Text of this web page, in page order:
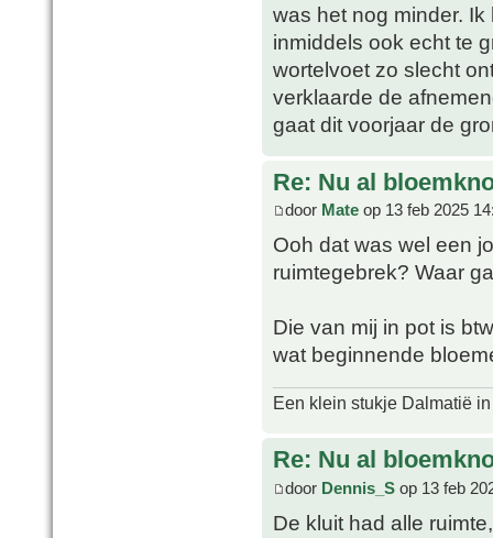
was het nog minder.
inmiddels ook echt te
wortelvoet zo slecht
verklaarde de
gaat dit voorjaar de
Re: Nu al
door Mate op 13 feb 2025
Ooh dat was wel een
ruimtegebrek? Waar
Die van mij in pot is
wat beginnende
Een klein stukje Dalmatië
Re: Nu al
door Dennis_S op 13 feb
De kluit had alle